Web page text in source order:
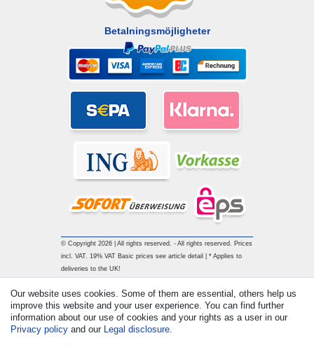
Betalningsmöjligheter
© Copyright 2026 | All rights reserved. - All rights reserved. Prices
incl. VAT. 19% VAT Basic prices see article detail | * Applies to
deliveries to the UK!
Our website uses cookies. Some of them are essential, others help us
improve this website and your user experience. You can find further
information about our use of cookies and your rights as a user in our
Privacy policy and our Legal disclosure.
Withdraw from contract here Contact